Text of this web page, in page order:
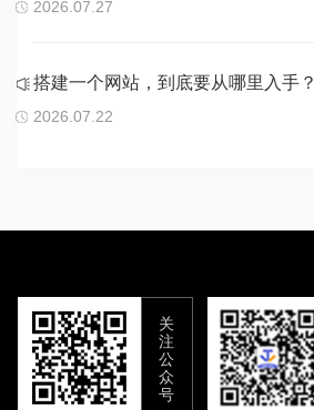
2026.07.27
搭建一个网站，到底要从哪里入手？
2026.07.22
关
注
公
众
号